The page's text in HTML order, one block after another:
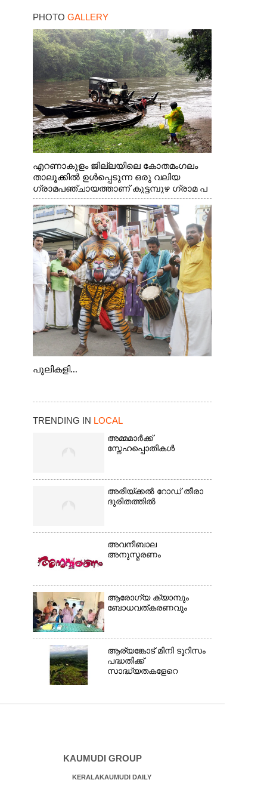
PHOTO GALLERY
എറണാകുളം ജില്ലയിലെ കോതമംഗലം
താലൂക്കിൽ ഉൾപ്പെടുന്ന ഒരു വലിയ
ഗ്രാമപഞ്ചായത്താണ് കുട്ടമ്പുഴ ഗ്രാമ പ
ഞ്ചായത്ത്. ആദിവാസി ഊരുകളായ
വെള്ളാരംകുത്ത്, കത്തിപ്പാറ, ഉറിയംപെട്ടി,
തേക്കല്ല്, വെട്ടിക്കല്ല്, മഞ്ചപ്പാറ എന്നീ
ആറു സ്ഥലങ്ങളിലേക്കുള്ള പ്രധാന
സഞ്ചാര മാർഗമാണ് ഈ കാണുന്ന
കടത്ത് വള്ളം
പുലികളി...
TRENDING IN LOCAL
അമ്മമാർക്ക്
സ്നേഹപ്പൊതികൾ
അരീയ്ക്കൽ റോഡ് തീരാ
ദുരിതത്തിൽ
അവനീബാല
അനുസ്മരണം
ആരോഗ്യ ക്യാമ്പും
ബോധവത്കരണവും
ആര്യങ്കോട് മിനി ടൂറിസം
പദ്ധതിക്ക്
സാദ്ധ്യതകളേറെ
KAUMUDI GROUP
KERALAKAUMUDI DAILY